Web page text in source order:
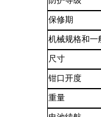
保修期
机械规格和一
尺寸
钳口开度
重量